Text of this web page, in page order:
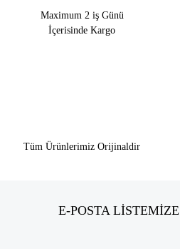
Maximum 2 iş Günü
İçerisinde Kargo
Tüm Ürünlerimiz Orijinaldir
E-POSTA